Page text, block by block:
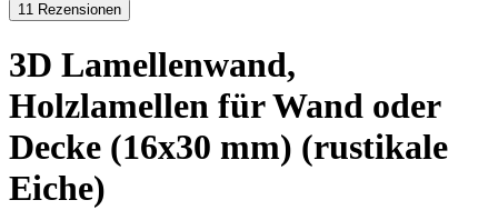
11 Rezensionen
3D Lamellenwand,
Holzlamellen für Wand oder
Decke (16x30 mm) (rustikale
Eiche)